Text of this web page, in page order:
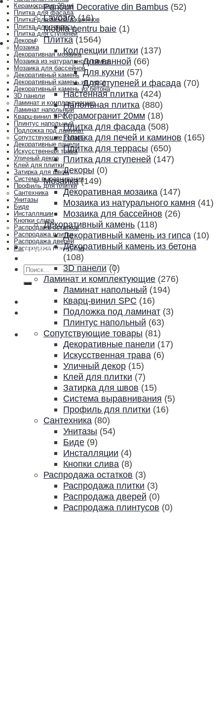
Керамогранит 20мм
Плитка для фасада
Плитка для печей и каминов
Плитка для террасы
Плитка для ступеней
Декоры
Мозаика
Декоративная мозаика
Мозаика из натурального камня
Мозаика для бассейнов
Декоративный камень
Декоративный камень из гипса
Декоративный камень из бетона
3D панели
Ламинат и комплектующие
Ламинат напольный
Кварц-винил SPC
Плинтус напольный
Подложка под ламинат
Сопутствующие товары
Декоративные панели
Искусственная трава
Уличный декор
Клей для плитки
Затирка для швов
Система выравнивания
Профиль для плитки
Сантехника
Унитазы
Биде
Инсталляции
Кнопки слива
Распродажа остатков
Распродажа плитки
Распродажа дверей
Распродажа плинтусов
Акции и скидки
Искать:
Panouri Decorative din Bambus (52)
Lavoare (16)
Mobila pentru baie (1)
Плитка (1564)
Коллекции плитки (137)
Для ванной (66)
Для кухни (57)
Для ступеней и фасада (70)
Настенная плитка (424)
Напольная плитка (880)
Керамогранит 20мм (18)
Плитка для фасада (508)
Плитка для печей и каминов (165)
Плитка для террасы (650)
Плитка для ступеней (147)
Декоры (0)
Мозаика (149)
Декоративная мозаика (147)
Мозаика из натурального камня (41)
Мозаика для бассейнов (26)
Декоративный камень (118)
Декоративный камень из гипса (10)
Декоративный камень из бетона
(108)
3D панели (0)
Ламинат и комплектующие (276)
Ламинат напольный (194)
Кварц-винил SPC (16)
Подложка под ламинат (3)
Плинтус напольный (63)
Сопутствующие товары (81)
Декоративные панели (17)
Искусственная трава (6)
Уличный декор (15)
Клей для плитки (7)
Затирка для швов (15)
Система выравнивания (5)
Профиль для плитки (16)
Сантехника (80)
Унитазы (54)
Биде (9)
Инсталляции (4)
Кнопки слива (8)
Распродажа остатков (3)
Распродажа плитки (3)
Распродажа дверей (0)
Распродажа плинтусов (0)